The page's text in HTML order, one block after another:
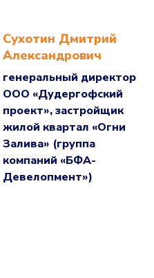
Сухотин Дмитрий
Александрович
генеральный директор
ООО «Дудергофский
проект», застройщик
жилой квартал «Огни
Залива» (группа
компаний «БФА-
Девелопмент»)